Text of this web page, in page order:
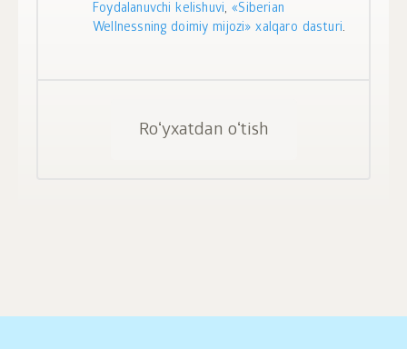
Foydalanuvchi kelishuvi,«Siberian
Wellnessning doimiy mijozi» xalqaro dasturi.
Roʻyxatdan oʻtish